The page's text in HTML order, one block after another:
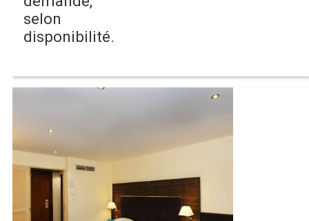
selon
disponibilité.